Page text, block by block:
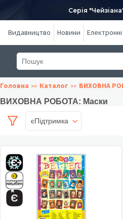
Серія
Видавництво Новини
Головна Каталог ВИХОВНА
ВИХОВНА РОБОТА: Маски
єПідтримка